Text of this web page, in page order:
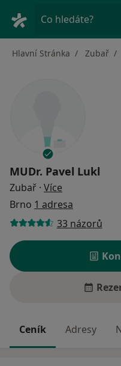
Co hledáte?
Hlavní Stránka Zubař
MUDr. Pavel Lukl
Zubař · Více
Brno 1 adresa
33 názorů
Ceník Adresy